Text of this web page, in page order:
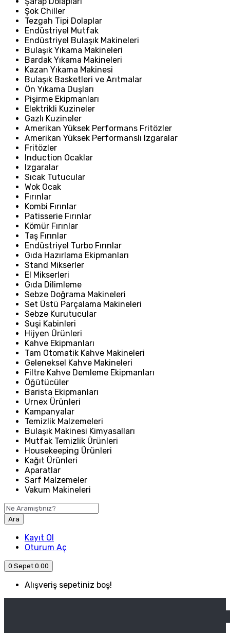
Şok Chiller
Tezgah Tipi Dolaplar
Endüstriyel Mutfak
Endüstriyel Bulaşık Makineleri
Bulaşık Yıkama Makineleri
Bardak Yıkama Makineleri
Kazan Yıkama Makinesi
Bulaşık Basketleri ve Arıtmalar
Ön Yıkama Duşları
Pişirme Ekipmanları
Elektrikli Kuzineler
Gazlı Kuzineler
Amerikan Yüksek Performans Fritözler
Amerikan Yüksek Performanslı Izgaralar
Fritözler
Induction Ocaklar
Izgaralar
Sıcak Tutucular
Wok Ocak
Fırınlar
Kombi Fırınlar
Patisserie Fırınlar
Kömür Fırınlar
Taş Fırınlar
Endüstriyel Turbo Fırınlar
Gıda Hazırlama Ekipmanları
Stand Mikserler
El Mikserleri
Gıda Dilimleme
Sebze Doğrama Makineleri
Set Üstü Parçalama Makineleri
Sebze Kurutucular
Suşi Kabinleri
Hijyen Ürünleri
Kahve Ekipmanları
Tam Otomatik Kahve Makineleri
Geleneksel Kahve Makineleri
Filtre Kahve Demleme Ekipmanları
Öğütücüler
Barista Ekipmanları
Urnex Ürünleri
Kampanyalar
Temizlik Malzemeleri
Bulaşık Makinesi Kimyasalları
Mutfak Temizlik Ürünleri
Housekeeping Ürünleri
Kağıt Ürünleri
Aparatlar
Sarf Malzemeler
Vakum Makineleri
Ara
Kayıt Ol
Oturum Aç
0 Sepet 0.00
Alışveriş sepetiniz boş!